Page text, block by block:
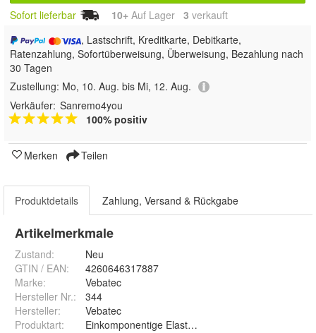
Sofort lieferbar 10+ Auf Lager 3 verkauft
, Lastschrift, Kreditkarte, Debitkarte,
Ratenzahlung, Sofortüberweisung, Überweisung, Bezahlung nach
30 Tagen
Zustellung: Mo, 10. Aug. bis Mi, 12. Aug.
Verkäufer: Sanremo4you
100% positiv
Merken Teilen
Produktdetails Zahlung, Versand & Rückgabe
Artikelmerkmale
Zustand:
Neu
GTIN / EAN:
4260646317887
Marke:
Vebatec
Hersteller Nr.:
344
Hersteller:
Vebatec
Produktart: Einkomponentige Elastische Dicht-/